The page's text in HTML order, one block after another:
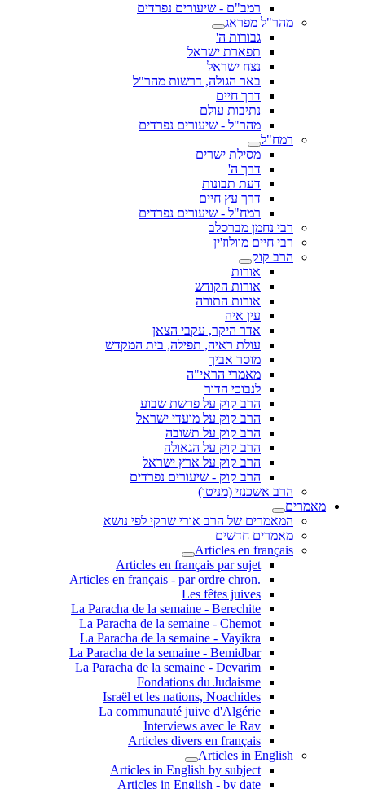
רמב"ם - שיעורים נפרדים
מהר"ל מפראג
גבורות ה'
תפארת ישראל
נצח ישראל
באר הגולה, דרשות מהר"ל
דרך חיים
נתיבות עולם
מהר"ל - שיעורים נפרדים
רמח"ל
מסילת ישרים
דרך ה'
דעת תבונות
דרך עץ חיים
רמח"ל - שיעורים נפרדים
רבי נחמן מברסלב
רבי חיים מוולוז'ין
הרב קוק
אורות
אורות הקודש
אורות התורה
עין איה
אדר היקר, עקבי הצאן
עולת ראיה, תפילה, בית המקדש
מוסר אביך
מאמרי הראי"ה
לנבוכי הדור
הרב קוק על פרשת שבוע
הרב קוק על מועדי ישראל
הרב קוק על תשובה
הרב קוק על הגאולה
הרב קוק על ארץ ישראל
הרב קוק - שיעורים נפרדים
הרב אשכנזי (מניטו)
מאמרים
המאמרים של הרב אורי שרקי לפי נושא
מאמרים חדשים
Articles en français
Articles en français par sujet
.Articles en français - par ordre chron
Les fêtes juives
La Paracha de la semaine - Berechite
La Paracha de la semaine - Chemot
La Paracha de la semaine - Vayikra
La Paracha de la semaine - Bemidbar
La Paracha de la semaine - Devarim
Fondations du Judaisme
Israël et les nations, Noachides
La communauté juive d'Algérie
Interviews avec le Rav
Articles divers en français
Articles in English
Articles in English by subject
Articles in English - by date